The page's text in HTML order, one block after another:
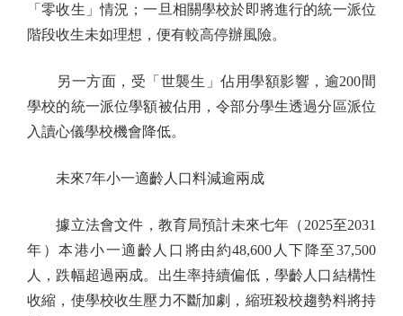
「零收生」情況；一旦相關學校於即將進行的統一派位
階段收生未如理想，便有較高停辦風險。
另一方面，受「世襲生」佔用學額影響，逾200間
學校的統一派位學額被佔用，令部分學生透過分區派位
入讀心儀學校機會降低。
未來7年小一適齡人口料減逾兩成
據立法會文件，教育局預計未來七年（2025至2031
年）本港小一適齡人口將由約48,600人下降至37,500
人，跌幅超過兩成。出生率持續偏低，學齡人口結構性
收縮，使學校收生壓力不斷加劇，縮班殺校趨勢料將持